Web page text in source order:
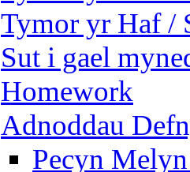
Tymor yr Haf /
Sut i gael
Homework
Adnoddau
Pecyn